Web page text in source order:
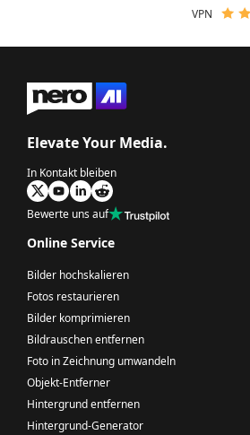
VPN
Elevate Your Media.
In Kontakt bleiben
Bewerte uns auf
Online Service
Bilder hochskalieren
Fotos restaurieren
Bilder komprimieren
Bildrauschen entfernen
Foto in Zeichnung umwandeln
Objekt-Entferner
Hintergrund entfernen
Hintergrund-Generator